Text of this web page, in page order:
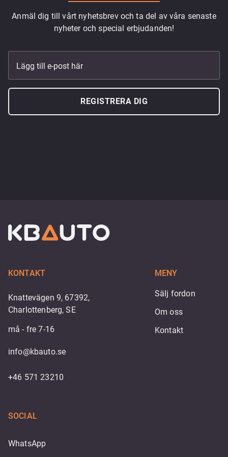
Anmäl dig till vårt nyhetsbrev och ta del av våra senaste
nyheter och special erbjudanden!
Lägg till e-post här
REGISTRERA DIG
KONTAKT
Knattevägen 9, 67392,
Charlottenberg, SE
må - fre 7-16
info@kbauto.se
+46 571 23210
MENY
Sälj fordon
Om oss
Kontakt
SOCIAL
WhatsApp